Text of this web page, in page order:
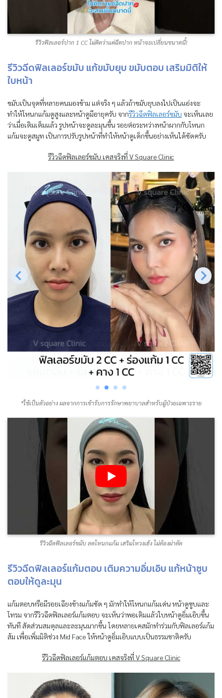
รีวิวฟิลเลอร์ปาก 1 CC ไม่คิดว่าแค่ฉีดปาก หน้าจะเปลี่ยนขนาดนี้!
รีวิวฉีดฟิลเลอร์ขมับ แก้ขมับยุบ ขมับตอบ เสริมมิติให้
ใบหน้า
ขมับเป็นจุดที่หลายคนมองข้าม แต่จริง ๆ แล้วถ้าขมับยุบลงไปเป็นแอ่งจะ
ทำให้โหนกแก้มดูสูงและหน้าดูมีอายุครับ จากรีวิวฉีดฟิลเลอร์ขมับ จะเห็นเลย
ว่าเมื่อเติมเต็มแล้ว รูปหน้าจะดูละมุนขึ้น รอยต่อระหว่างหน้าผากกับโหนก
แก้มจะดูสมูท เป็นการปรับรูปหน้าที่ทำให้หน้าดูเด็กขึ้นอย่างเห็นได้ชัดครับ
รีวิวฉีดฟิลเลอร์ขมับ เคสจริงที่ V Square Clinic
*ใช้เป็นตัวอย่าง ผลจากการเข้ารับการรักษาพยาบาลสำหรับผู้ป่วยเฉพาะราย
รีวิวฉีดฟิลเลอร์ขมับ ลดโหนกแก้ม เสริมโหวงเฮ้ง ไม่ต้องผ่าตัด
รีวิวฉีดฟิลเลอร์แก้มตอบ เติมความอิ่มเอิบ แก้หน้าซูบ
ตอบให้ดูละมุน
แก้มตอบหรือมีรอยเฉียงข้างแก้มชัด ๆ มักทำให้โหนกแก้มเด่น หน้าดูซูบและ
โทรม จากรีวิวฉีดฟิลเลอร์แก้มตอบ จะเห็นว่าพอเติมแล้วใบหน้าดูอิ่มเอิบขึ้น
ทันที สัดส่วนสมดุลและละมุนมากขึ้น โดยหลายเคสมักทำร่วมกับฟิลเลอร์แก้ม
ส้ม เพื่อเพิ่มมิติช่วง Mid Face ให้หน้าดูอิ่มเอิบแบบเป็นธรรมชาติครับ
รีวิวฉีดฟิลเลอร์แก้มตอบ เคสจริงที่ V Square Clinic